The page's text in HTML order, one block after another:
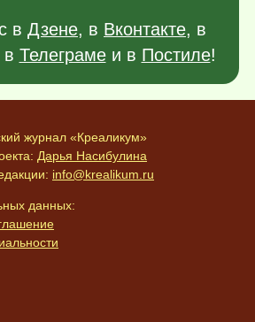
в Дзене, в Вконтакте, в
в Телеграмеи в Постиле!
журнал «Креаликум»
Дарья Насибулина
info@krealikum.ru
данных: